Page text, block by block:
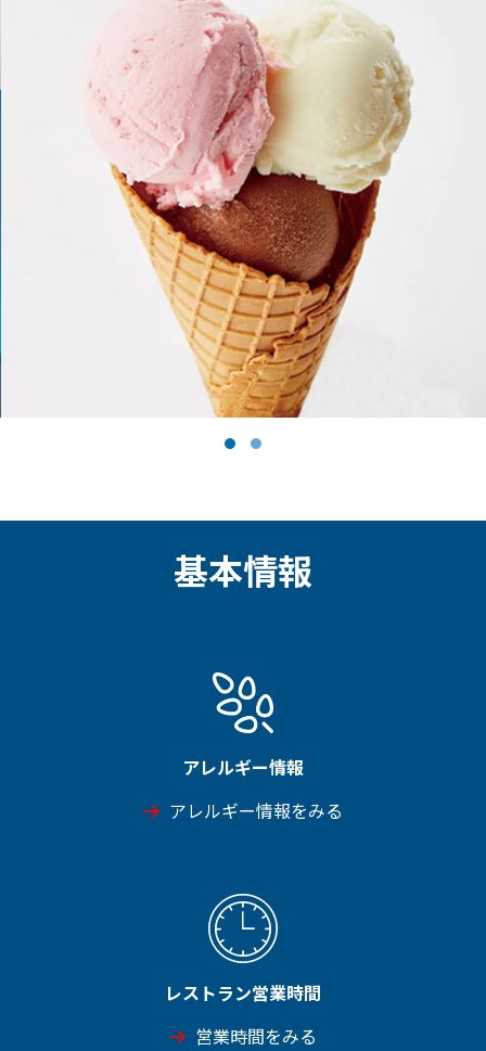
基本情報
アレルギー情報
アレルギー情報をみる
レストラン営業時間
営業時間をみる